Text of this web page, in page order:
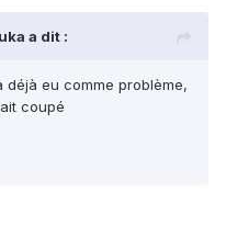
a dit :
eu comme problème,
coupé